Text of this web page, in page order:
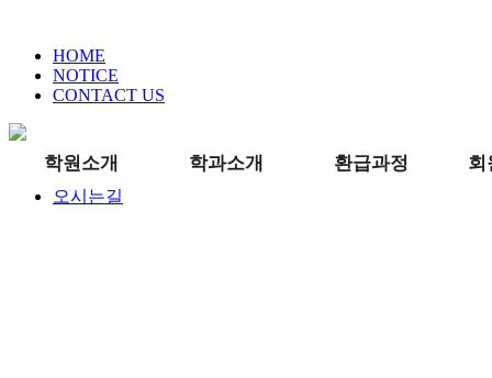
HOME
NOTICE
CONTACT US
학원소개 학과소개 환급과정 회
오시는길